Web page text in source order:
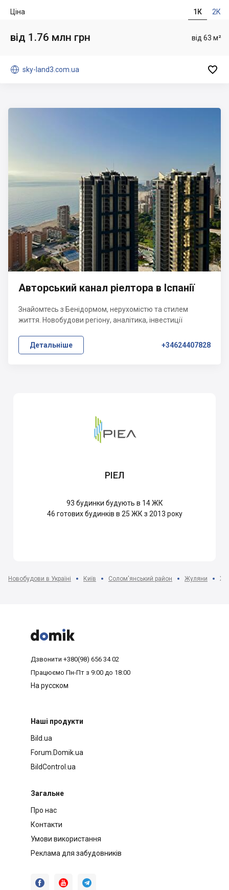
1К 2К
Ціна
від 63 м²
від 1.76 млн грн
 sky-land3.com.ua 
Авторський канал ріелтора в Іспанії
Знайомтесь з Бенідормом, нерухомістю та стилем
життя. Новобудови регіону, аналітика, інвестиції
Детальніше +34624407828
РІЕЛ
93 будинки будують в 14 ЖК
46 готових будинків в 25 ЖК з 2013 року
Новобудови в Україні Київ Солом'янський район Жуляни ЖК



Дзвонити +380(98) 656 34 02
Працюємо Пн-Пт з 9:00 до 18:00
На русском
Наші продукти
Bild.ua
Forum.Domik.ua
BildControl.ua
Загальне
Про нас
Контакти
Умови використання
Реклама для забудовників
  